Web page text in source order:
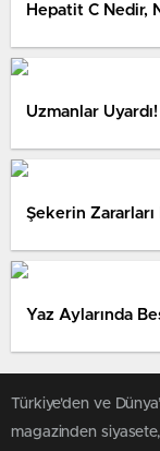
Hepatit C Nedir,
Uzmanlar
Şekerin
Yaz Aylarında
Türkiye'den ve
magazinden